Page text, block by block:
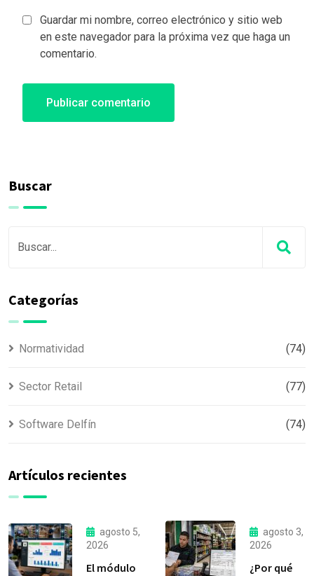
Guardar mi nombre, correo electrónico y sitio web
en este navegador para la próxima vez que haga un
comentario.
Buscar
Categorías
Normatividad (74)
Sector Retail (77)
Software Delfín (74)
Artículos recientes
agosto 5,
2026
El módulo
agosto 3,
2026
¿Por qué